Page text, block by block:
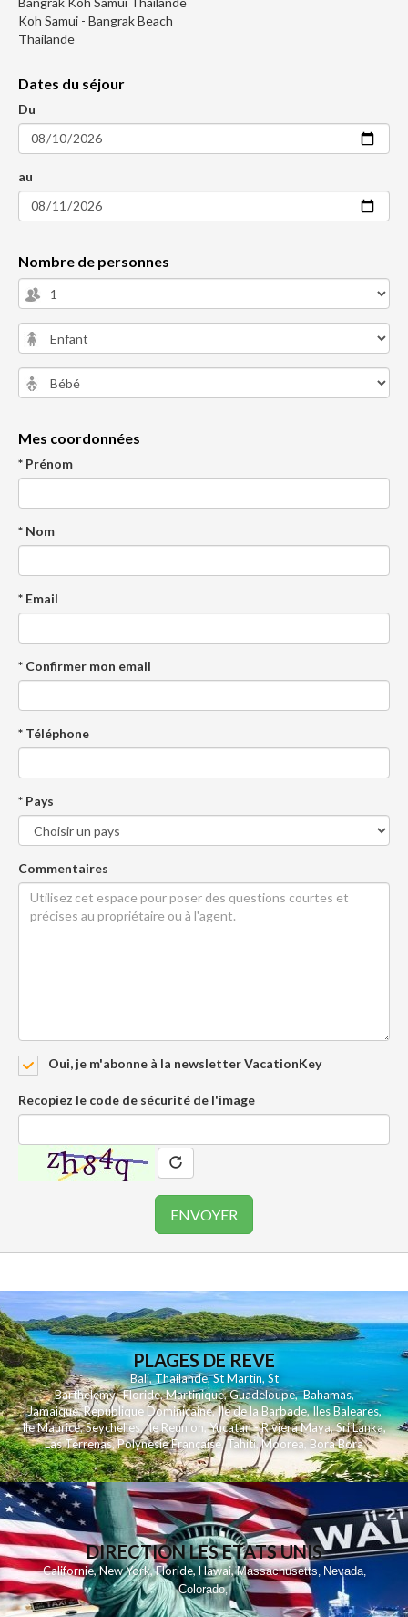
Koh Samui - Bangrak Beach
Thailande
Dates du séjour
Du
au
Nombre de personnes
Mes coordonnées
* Prénom
* Nom
* Email
* Confirmer mon email
* Téléphone
* Pays
Commentaires
Oui, je m'abonne à la newsletter VacationKey
Recopiez le code de sécurité de l'image
PLAGES DE REVE
Bali,Thailande,St Martin,St
Barthelemy,Floride,Martinique,Guadeloupe,Bahamas,
Jamaique,Republique Dominicaine,Ile de la Barbade,Iles Baleares,
Ile Maurice,Seychelles,Ile Reunion,Yucatan - Riviera Maya,Sri Lanka,
Las Terrenas,Polynesie Française,Tahiti,Moorea, Bora Bora
DIRECTION LES ETATS UNIS
Californie,New York,Floride,Hawai,Massachusetts, Nevada,
Colorado,